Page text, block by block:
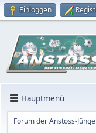
Einloggen
Hauptmenü
Forum der Anstoss-